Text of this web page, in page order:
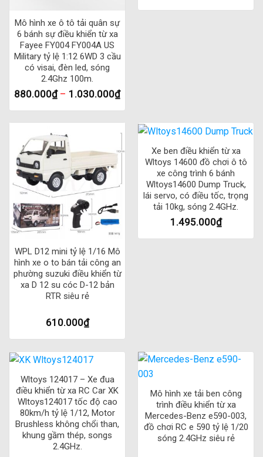
Các phụ kiện khác như bộ phụ kiện tùy chọn (nếu có) sẽ
được ghi rõ trên bao bì sản phẩm. Việc kiểm tra sản phẩm
trước khi sử dụng để đảm bảo rằng tất cả các phụ kiện đã
được đóng gói đầy đủ và hoạt động tốt là điều rất quan
trọng.
Mô hình xe ô tô tải quân sự
6 bánh sự điều khiển từ xa
Fayee FY004 FY004A US
Military tỷ lệ 1:12 6WD 3 cầu
có visai, đèn led, sóng
2.4Ghz 100m.
880.000₫– 1.030.000₫
WPL D12 mini tỷ lệ 1/16 Mô
hình xe o to bán tải công an
phường suzuki điều khiển từ
xa D 12 su cóc D-12 bản
RTR siêu rẻ
610.000₫
Xe ben điều khiển từ xa
Wltoys 14600 đồ chơi ô tô
xe công trình 6 bánh
Wltoys14600 Dump Truck,
lái servo, có điều tốc, trọng
tải 10kg, sóng 2.4GHz.
1.495.000₫
Wltoys 124017 – Xe đua
điều khiển từ xa RC Car XK
Wltoys124017 tốc độ cao
80km/h tỷ lệ 1/12, Motor
Brushless không chổi than,
khung gầm thép, songs
2.4GHz.
Mô hình xe tải ben công
trình điều khiển từ xa
Mercedes-Benz e590-003,
đồ chơi RC e 590 tỷ lệ 1/20
sóng 2.4GHz siêu rẻ